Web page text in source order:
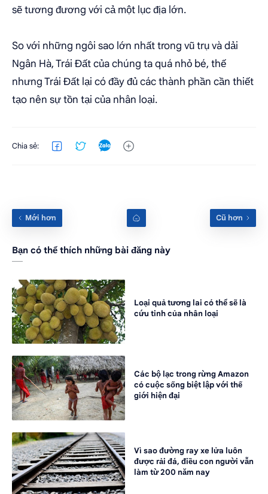
sẽ tương đương với cả một lục địa lớn.
So với những ngôi sao lớn nhất trong vũ trụ và dải
Ngân Hà, Trái Đất của chúng ta quá nhỏ bé, thế
nhưng Trái Đất lại có đầy đủ các thành phần cần thiết
tạo nên sự tồn tại của nhân loại.
Bạn có thể thích những bài đăng này
Loại quả tương lai có thể sẽ là
cứu tinh của nhân loại
Các bộ lạc trong rừng Amazon
có cuộc sống biệt lập với thế
giới hiện đại
Vì sao đường ray xe lửa luôn
được rải đá, điều con người vẫn
làm từ 200 năm nay